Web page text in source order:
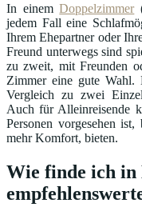
In einemDoppelzimmer
jedem Fall eine
Ihrem Ehepartner oder
Freund unterwegs sind
zu zweit, mit Freunden
Zimmer eine gute Wahl.
Vergleich zu zwei
Auch für Alleinreisende
Personen vorgesehen
mehr Komfort, bieten.
Wie finde ich in